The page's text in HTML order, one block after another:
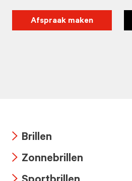
Afspraak maken
icon
Brillen
Zonnebrillen